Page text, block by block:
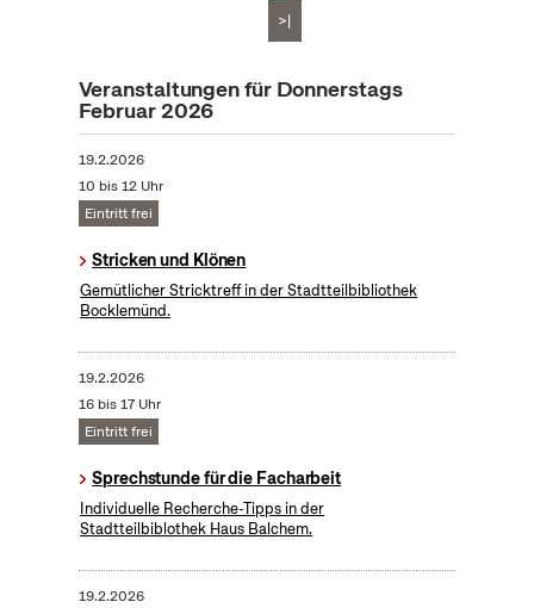
>|
Veranstaltungen für Donnerstags
Februar 2026
19.2.2026
10 bis 12 Uhr
Eintritt frei
Stricken und Klönen
Gemütlicher Stricktreff in der Stadtteilbibliothek
Bocklemünd.
19.2.2026
16 bis 17 Uhr
Eintritt frei
Sprechstunde für die Facharbeit
Individuelle Recherche-Tipps in der
Stadtteilbiblothek Haus Balchem.
19.2.2026